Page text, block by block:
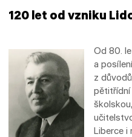
120 let od vzniku
Od 80.
a
z
pětitřídní
Liberce i